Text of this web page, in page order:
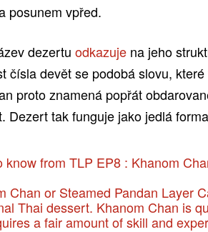
posunem vpřed.
dezertu odkazuje na jeho
čísla devět se podobá slovu,
proto znamená popřát
Dezert tak funguje jako jedlá
know from TLP EP8 : Khanom
Chan or Steamed Pandan Layer
Thai dessert. Khanom Chan is
a fair amount of skill and